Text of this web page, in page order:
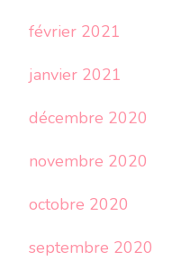
février 2021
janvier 2021
décembre 2020
novembre 2020
octobre 2020
septembre 2020